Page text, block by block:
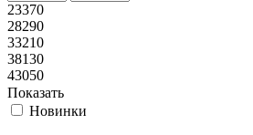
23370
28290
33210
38130
43050
Показать
Новинки